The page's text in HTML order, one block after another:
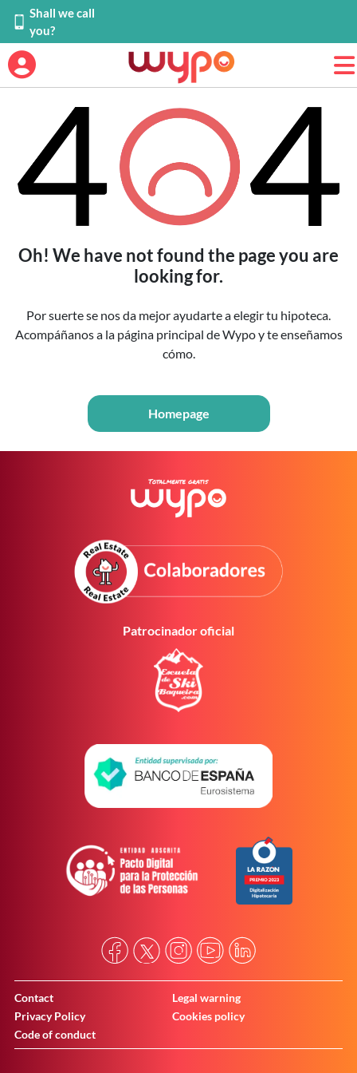
Shall we call
you?
Error
Oh! We have not found the page you are
looking for.
Por suerte se nos da mejor ayudarte a elegir tu hipoteca.
Acompáñanos a la página principal de Wypo y te enseñamos
cómo.
Homepage
Patrocinador oficial
Contact
Legal warning
Privacy Policy
Cookies policy
Code of conduct